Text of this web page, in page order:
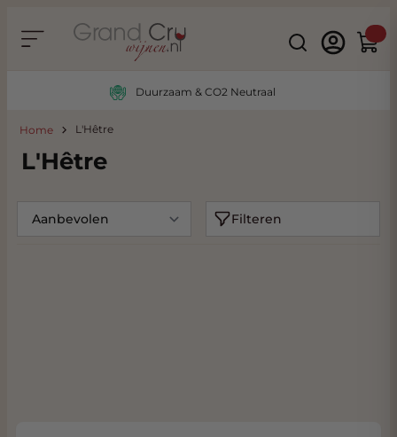
Search
Duurzaam & CO2 Neutraal
Home L'Hêtre
L'Hêtre
Filteren